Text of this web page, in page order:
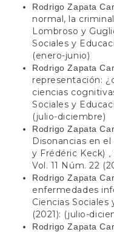
Rodrigo Zapata
normal, la
Lombroso y
Sociales y
(enero-junio)
Rodrigo Zapata
representación:
ciencias
Sociales y
(julio-diciembre)
Rodrigo Zapata
Disonancias en
y Frédéric Keck)
Vol. 11 Núm. 22
Rodrigo Zapata
enfermedades
Ciencias Sociales
(2021): (julio-
Rodrigo Zapata